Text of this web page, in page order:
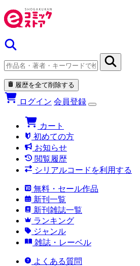
履歴を全て削除する
ログイン 会員登録
カート
初めての方
お知らせ
閲覧履歴
シリアルコードを利用する
無料・セール作品
新刊一覧
新刊雑誌一覧
ランキング
ジャンル
雑誌・レーベル
よくある質問